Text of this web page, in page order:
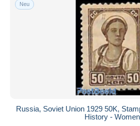
Übernehmen
Neu
Russia, Soviet Union 1929 50K,
History - Women